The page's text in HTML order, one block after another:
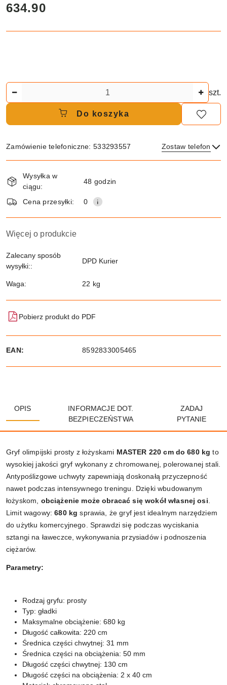
cena:
634.90
szt.
Do koszyka
Zamówienie telefoniczne: 533293557 Zostaw telefon
i
dostawa
Wysyłka w
ciągu:
48 godzin
Cena przesyłki: 0
Więcej o produkcie
Zalecany sposób
wysyłki::
DPD Kurier
Waga: 22 kg
Pobierz produkt do PDF
EAN: 8592833005465
OPIS
INFORMACJE DOT.
BEZPIECZEŃSTWA
ZADAJ
PYTANIE
Gryf olimpijski prosty z łożyskami MASTER 220 cm do 680 kgto
wysokiej jakości gryf wykonany z chromowanej, polerowanej stali.
Antypoślizgowe uchwyty zapewniają doskonałą przyczepność
nawet podczas intensywnego treningu. Dzięki wbudowanym
łożyskom, obciążenie może obracać się wokół własnej osi
Limit wagowy:680 kg sprawia, że gryf jest idealnym narzędziem
do użytku komercyjnego. Sprawdzi się podczas wyciskania
sztangi na ławeczce, wykonywania przysiadów i podnoszenia
ciężarów.
Parametry:
Rodzaj gryfu: prosty
Typ: gładki
Maksymalne obciążenie: 680 kg
Długość całkowita: 220 cm
Średnica części chwytnej: 31 mm
Średnica części na obciążenia: 50 mm
Długość części chwytnej: 130 cm
Długość części na obciążenia: 2 x 40 cm